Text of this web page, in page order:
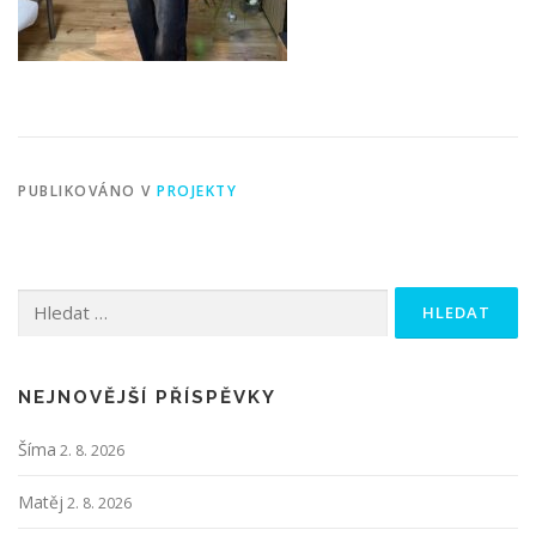
PUBLIKOVÁNO V PROJEKTY
NEJNOVĚJŠÍ PŘÍSPĚVKY
Šíma 2. 8. 2026
Matěj 2. 8. 2026